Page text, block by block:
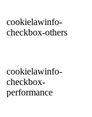
cookielawinfo-
checkbox-others
cookielawinfo-
checkbox-
performance